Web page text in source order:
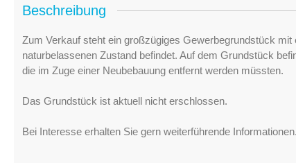
Beschreibung
Zum Verkauf steht ein großzügiges Gewerbegrundstück
naturbelassenen Zustand befindet. Auf dem Grundstück
die im Zuge einer Neubebauung entfernt werden müssten.
Das Grundstück ist aktuell nicht erschlossen.
Bei Interesse erhalten Sie gern weiterführende Informationen.